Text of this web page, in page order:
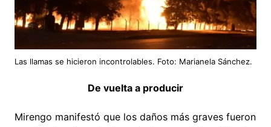
Las llamas se hicieron incontrolables. Foto: Marianela Sánchez.
De vuelta a producir
Mirengo manifestó que los daños más graves fueron